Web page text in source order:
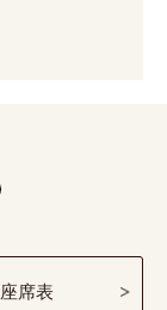
座席表